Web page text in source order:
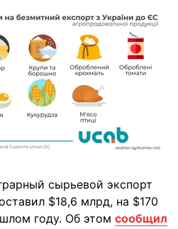
сырьевой экспорт
$18,6 млрд, на $170
году. Об этом сообщил